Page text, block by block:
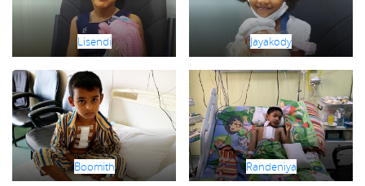
Lisendi Jayakody
Boomith Randeniya